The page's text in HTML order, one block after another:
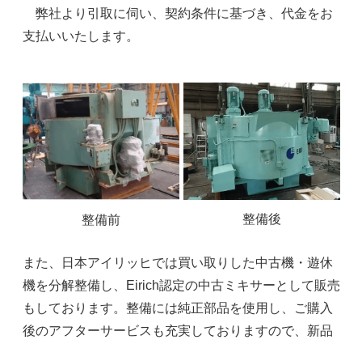
弊社より引取に伺い、契約条件に基づき、代金をお
支払いいたします。
整備前 整備後
また、日本アイリッヒでは買い取りした中古機・遊休
機を分解整備し、Eirich認定の中古ミキサーとして販売
もしております。整備には純正部品を使用し、ご購入
後のアフターサービスも充実しておりますので、新品